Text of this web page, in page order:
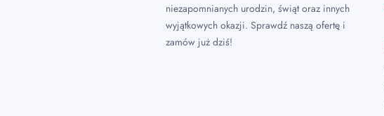
niezapomnianych urodzin, świąt oraz innych
wyjątkowych okazji. Sprawdź naszą ofertę i
zamów już dziś!